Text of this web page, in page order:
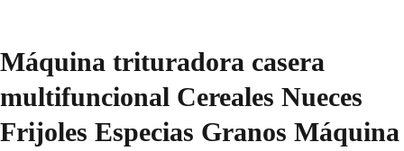
Máquina trituradora casera
multifuncional Cereales Nueces
Frijoles Especias Granos Máquina